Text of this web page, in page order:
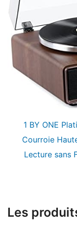
1 BY ONE
Courroie
Lecture sans
Les